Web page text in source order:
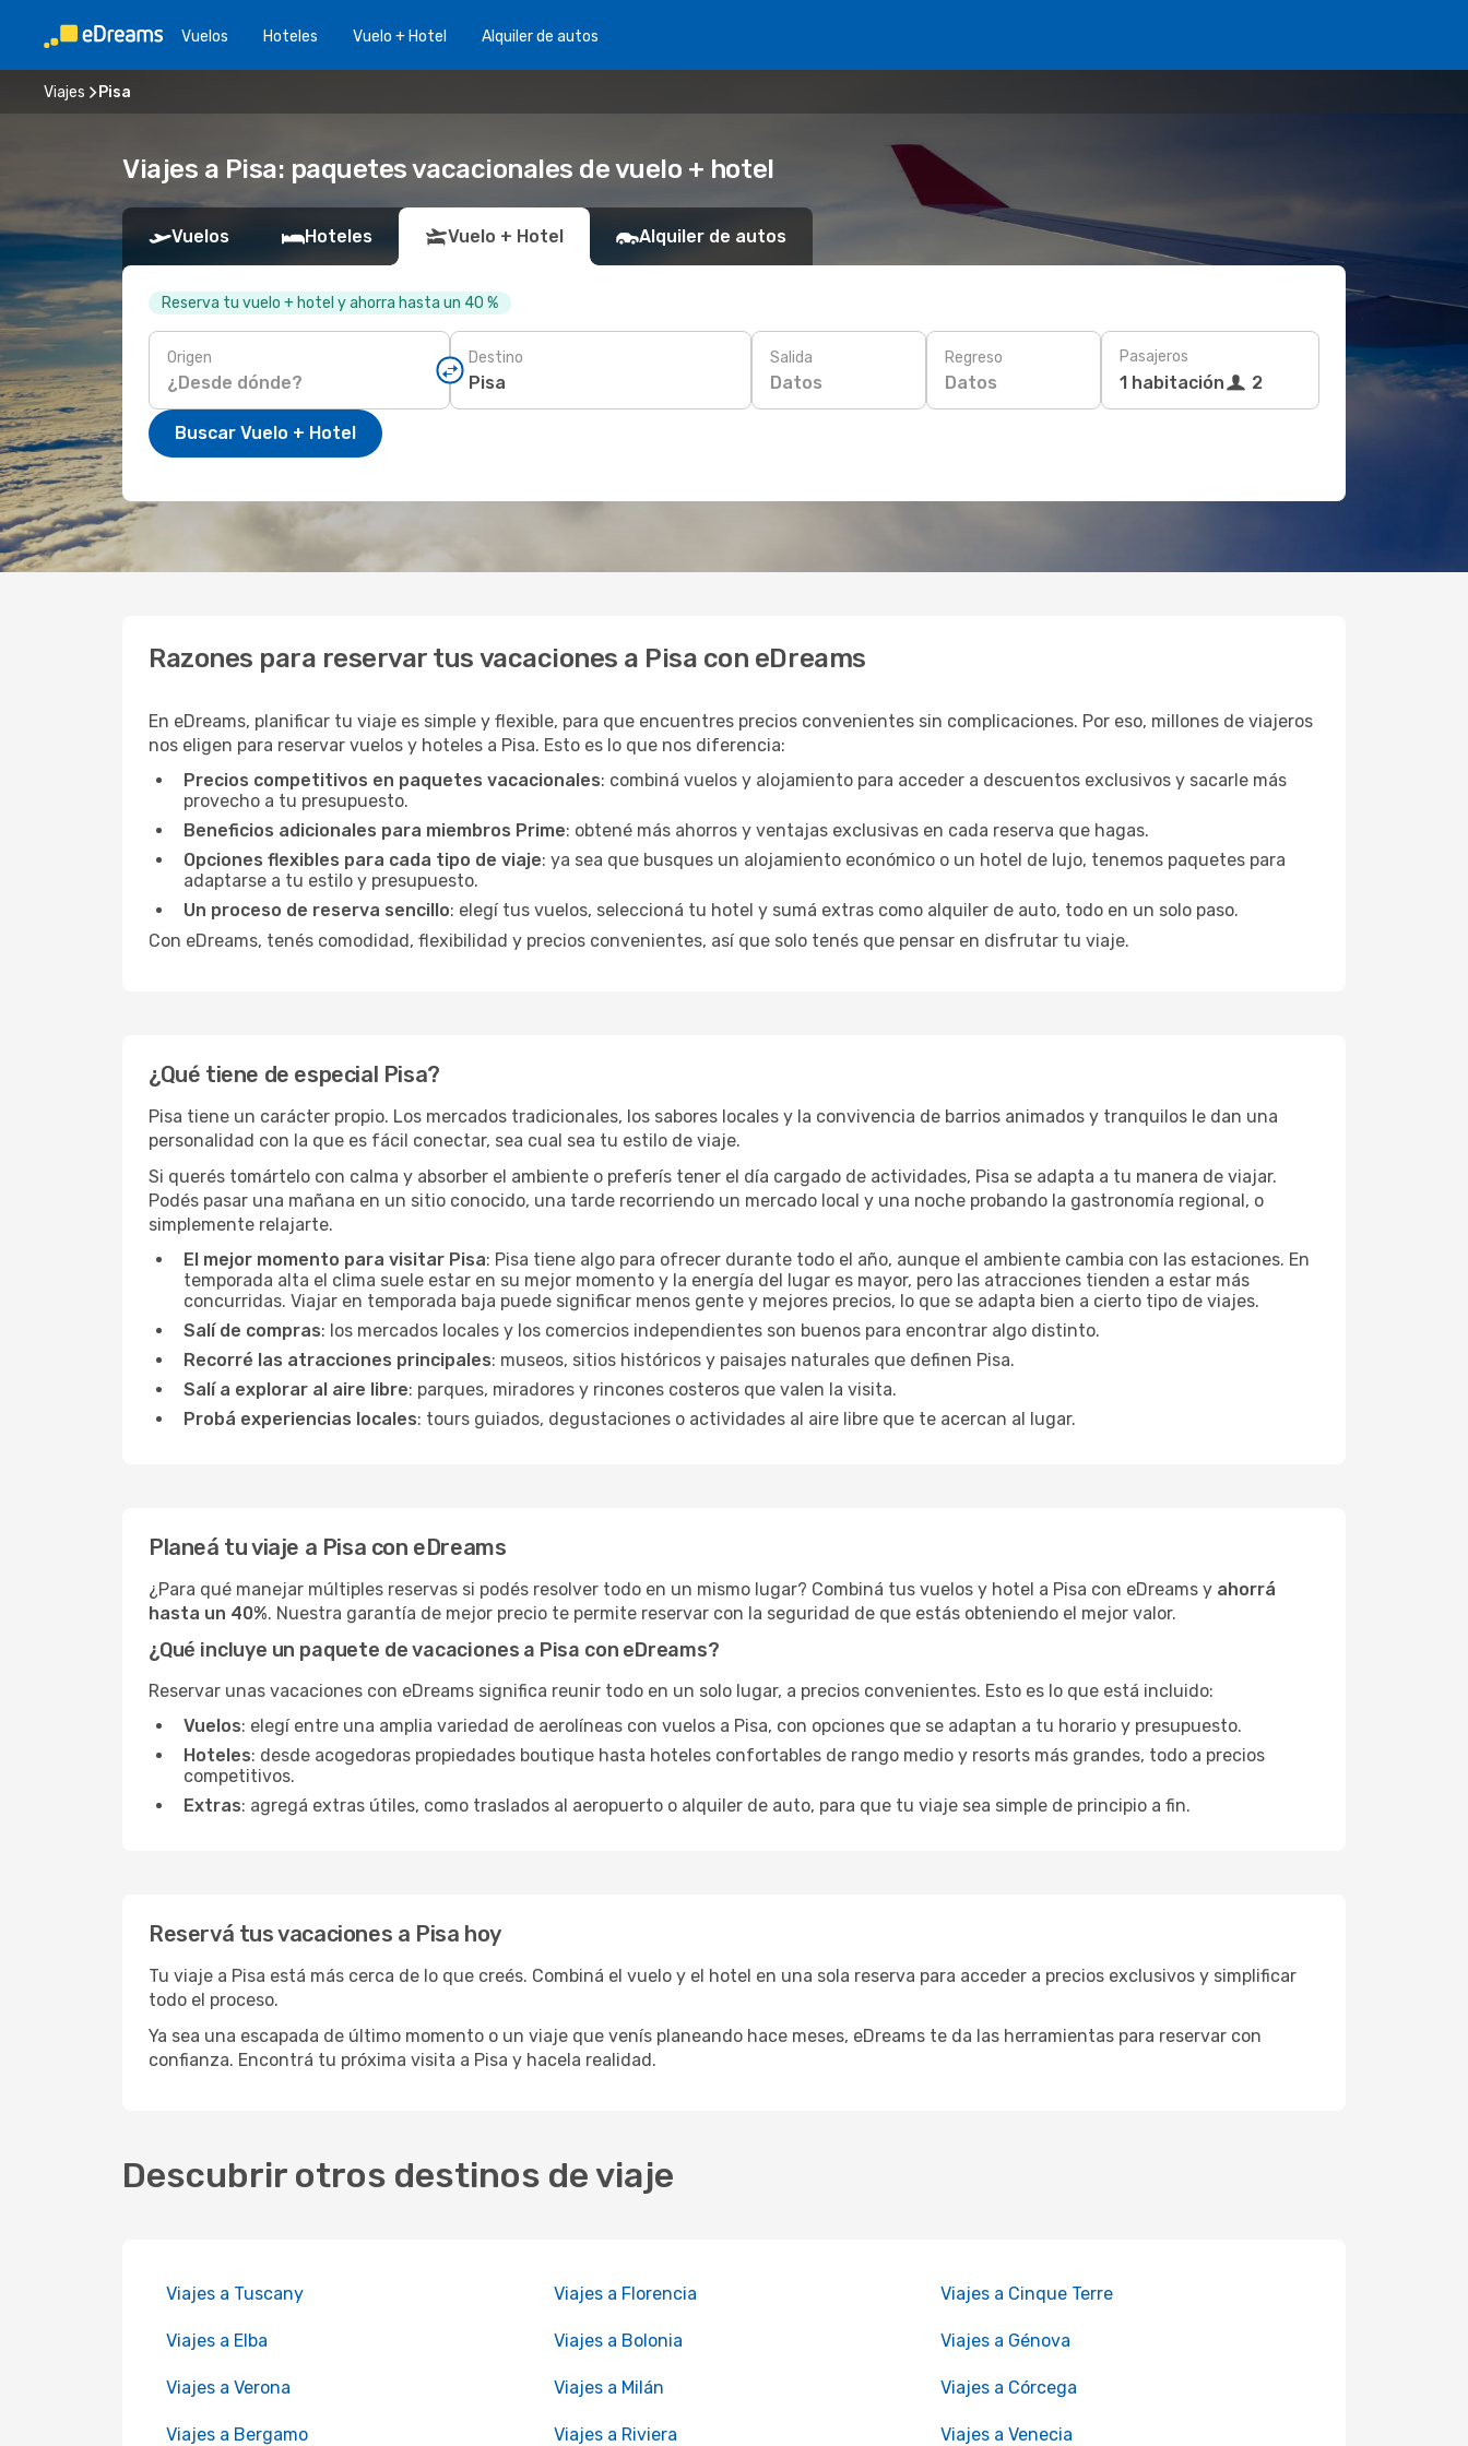
Vuelos Hoteles Vuelo + Hotel Alquiler de autos
Viajes Pisa
Viajes a Pisa: paquetes vacacionales de vuelo + hotel
Vuelos Hoteles Vuelo + Hotel Alquiler de autos
Reserva tu vuelo + hotel y ahorra hasta un 40 %
Origen Destino Salida
Datos
Regreso
Datos
Pasajeros
1 habitación 2
Buscar Vuelo + Hotel
Razones para reservar tus vacaciones a Pisa con eDreams
En eDreams, planificar tu viaje es simple y flexible, para que encuentres precios convenientes sin complicaciones. Por eso, millones de viajeros
nos eligen para reservar vuelos y hoteles a Pisa. Esto es lo que nos diferencia:
Precios competitivos en paquetes vacacionales: combiná vuelos y alojamiento para acceder a descuentos exclusivos y sacarle más
provecho a tu presupuesto.
Beneficios adicionales para miembros Prime: obtené más ahorros y ventajas exclusivas en cada reserva que hagas.
Opciones flexibles para cada tipo de viaje: ya sea que busques un alojamiento económico o un hotel de lujo, tenemos paquetes para
adaptarse a tu estilo y presupuesto.
Un proceso de reserva sencillo: elegí tus vuelos, seleccioná tu hotel y sumá extras como alquiler de auto, todo en un solo paso.
Con eDreams, tenés comodidad, flexibilidad y precios convenientes, así que solo tenés que pensar en disfrutar tu viaje.
¿Qué tiene de especial Pisa?
Pisa tiene un carácter propio. Los mercados tradicionales, los sabores locales y la convivencia de barrios animados y tranquilos le dan una
personalidad con la que es fácil conectar, sea cual sea tu estilo de viaje.
Si querés tomártelo con calma y absorber el ambiente o preferís tener el día cargado de actividades, Pisa se adapta a tu manera de viajar.
Podés pasar una mañana en un sitio conocido, una tarde recorriendo un mercado local y una noche probando la gastronomía regional, o
simplemente relajarte.
El mejor momento para visitar Pisa: Pisa tiene algo para ofrecer durante todo el año, aunque el ambiente cambia con las estaciones. En
temporada alta el clima suele estar en su mejor momento y la energía del lugar es mayor, pero las atracciones tienden a estar más
concurridas. Viajar en temporada baja puede significar menos gente y mejores precios, lo que se adapta bien a cierto tipo de viajes.
Salí de compras: los mercados locales y los comercios independientes son buenos para encontrar algo distinto.
Recorré las atracciones principales: museos, sitios históricos y paisajes naturales que definen Pisa.
Salí a explorar al aire libre: parques, miradores y rincones costeros que valen la visita.
Probá experiencias locales: tours guiados, degustaciones o actividades al aire libre que te acercan al lugar.
Planeá tu viaje a Pisa con eDreams
¿Para qué manejar múltiples reservas si podés resolver todo en un mismo lugar? Combiná tus vuelos y hotel a Pisa con eDreams y ahorrá
hasta un 40%. Nuestra garantía de mejor precio te permite reservar con la seguridad de que estás obteniendo el mejor valor.
¿Qué incluye un paquete de vacaciones a Pisa con eDreams?
Reservar unas vacaciones con eDreams significa reunir todo en un solo lugar, a precios convenientes. Esto es lo que está incluido:
Vuelos: elegí entre una amplia variedad de aerolíneas con vuelos a Pisa, con opciones que se adaptan a tu horario y presupuesto.
Hoteles: desde acogedoras propiedades boutique hasta hoteles confortables de rango medio y resorts más grandes, todo a precios
competitivos.
Extras: agregá extras útiles, como traslados al aeropuerto o alquiler de auto, para que tu viaje sea simple de principio a fin.
Reservá tus vacaciones a Pisa hoy
Tu viaje a Pisa está más cerca de lo que creés. Combiná el vuelo y el hotel en una sola reserva para acceder a precios exclusivos y simplificar
todo el proceso.
Ya sea una escapada de último momento o un viaje que venís planeando hace meses, eDreams te da las herramientas para reservar con
confianza. Encontrá tu próxima visita a Pisa y hacela realidad.
Descubrir otros destinos de viaje
Viajes a Tuscany Viajes a Florencia Viajes a Cinque Terre
Viajes a Elba Viajes a Bolonia Viajes a Génova
Viajes a Verona Viajes a Milán Viajes a Córcega
Viajes a Bergamo Viajes a Riviera Viajes a Venecia